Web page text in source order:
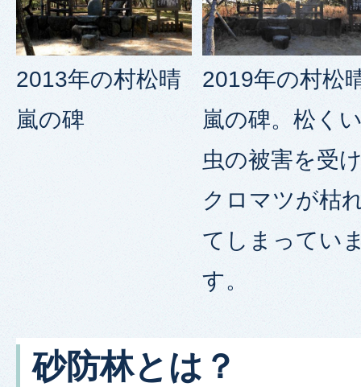
2013年の村松晴
嵐の碑
2019年の村松
嵐の碑。松く
虫の被害を受
クロマツが枯
てしまってい
す。
砂防林とは？